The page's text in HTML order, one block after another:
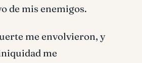
de mis enemigos.
me envolvieron, y
me